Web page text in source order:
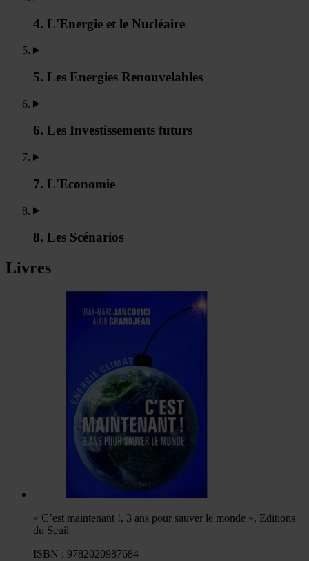
4. L'Energie et le Nucléaire
5. Les Energies Renouvelables
6. Les Investissements futurs
7. L'Economie
8. Les Scénarios
Livres
« C’est maintenant !, 3 ans pour sauver le monde », Editions
du Seuil
ISBN : 9782020987684